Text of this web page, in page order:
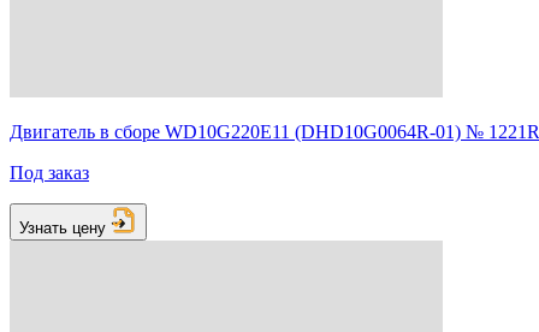
Двигатель в сборе WD10G220E11 (DHD10G0064R-01) №
Под заказ
Узнать цену